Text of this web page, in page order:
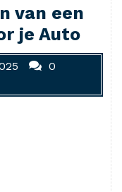
van een
je Auto
0